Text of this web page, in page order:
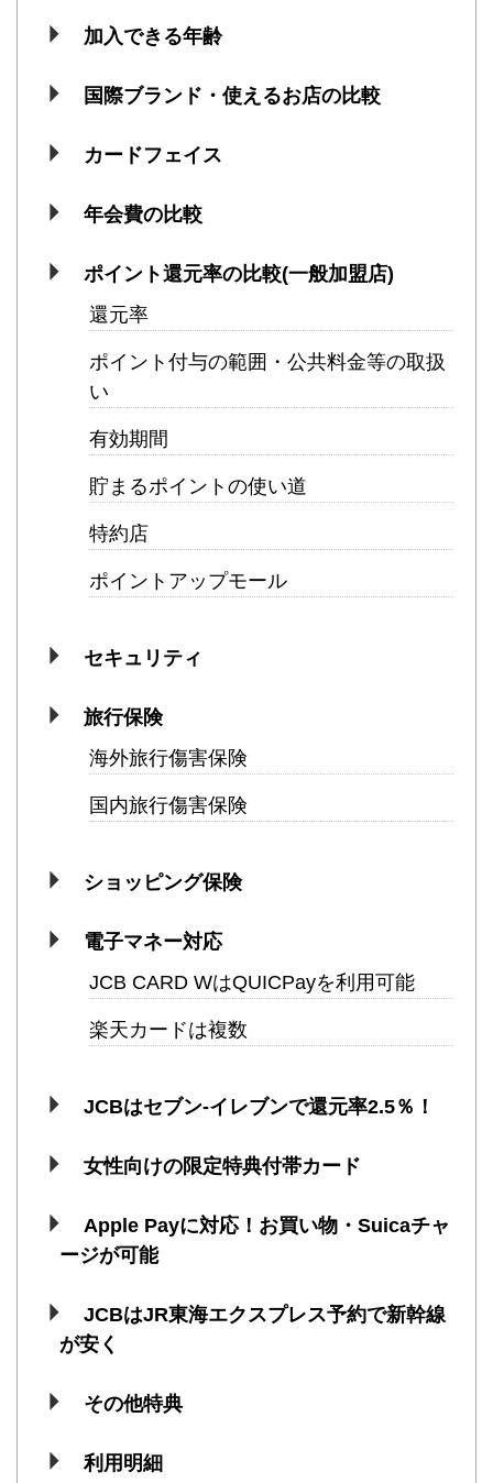
加入できる年齢
国際ブランド・使えるお店の比較
カードフェイス
年会費の比較
ポイント還元率の比較(一般加盟店)
還元率
ポイント付与の範囲・公共料金等の取扱
い
有効期間
貯まるポイントの使い道
特約店
ポイントアップモール
セキュリティ
旅行保険
海外旅行傷害保険
国内旅行傷害保険
ショッピング保険
電子マネー対応
JCB CARD WはQUICPayを利用可能
楽天カードは複数
JCBはセブン-イレブンで還元率2.5％！
女性向けの限定特典付帯カード
Apple Payに対応！お買い物・Suicaチャ
ージが可能
JCBはJR東海エクスプレス予約で新幹線
が安く
その他特典
利用明細